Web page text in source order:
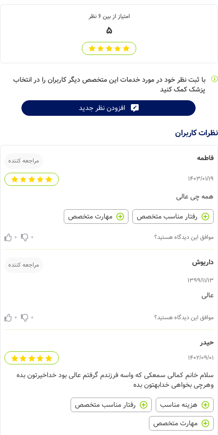
امتیاز از بین6نظر
با ثبت نظر خود در مورد خدمات این متخصص دیگر کاربران را در انتخاب
پزشک کمک کنید
افزودن نظر جدید
کاربران
مراجعه کننده
1403/01/
چی عالی
رفتار مناسب متخصص
مهارت متخصص
این دیدگاه هستید؟ 0
مراجعه کننده
1399/11/
این دیدگاه هستید؟ 0
1402/09/
خانم کمالی سمعکی که واسه فرزندم گرفتم عالی بود خداخیرتون بده
بخواهی خدابهتون بده
هزینه مناسب
رفتار مناسب متخصص
مهارت متخصص